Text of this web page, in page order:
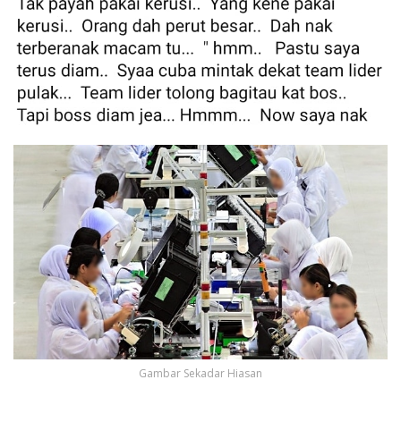
Gambar Sekadar Hiasan